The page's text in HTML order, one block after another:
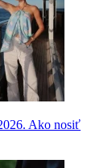
Ako nosiť